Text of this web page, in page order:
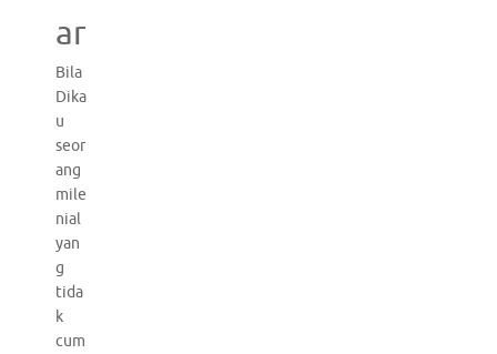
ar
Bila
Dika
u
seor
ang
mile
nial
yan
g
tida
k
cum